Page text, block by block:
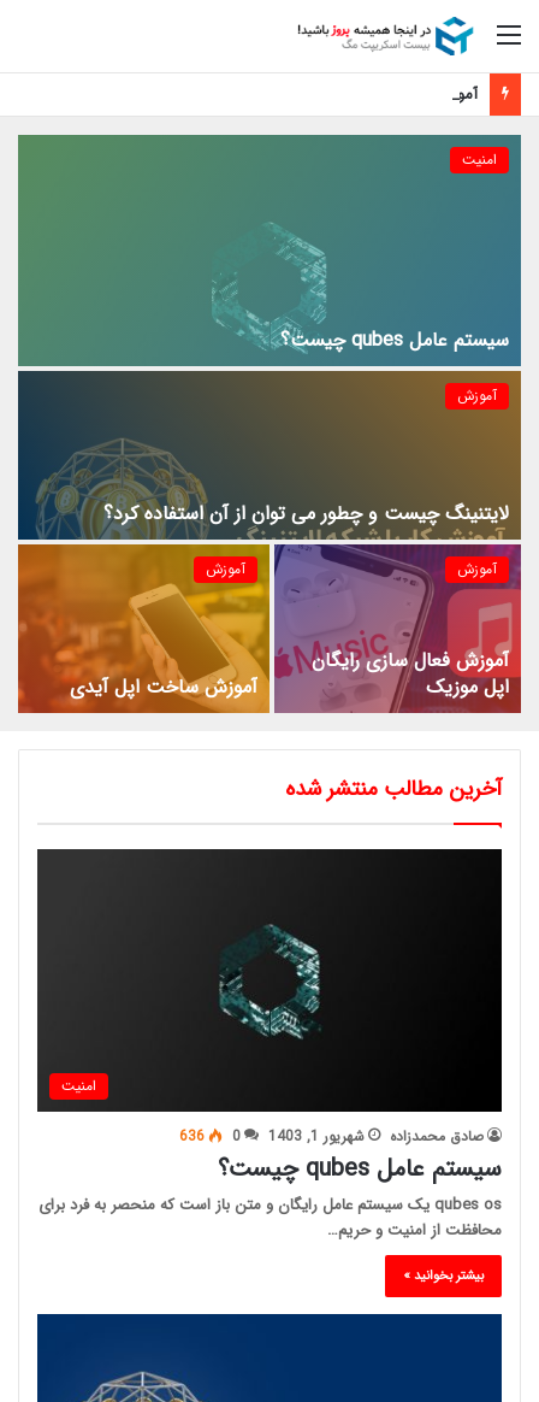
منو
آموزش فعال سازی رایگان اپل موزیک
امنیت
سیستم عامل qubes چیست؟
آموزش
لایتنینگ چیست و چطور می توان از آن استفاده کرد؟
آموزش
آموزش فعال سازی رایگان
اپل موزیک
آموزش
آموزش ساخت اپل آیدی
آخرین مطالب منتشر شده
امنیت
صادق محمدزاده شهریور 1, 1403 0
636
سیستم عامل qubes چیست؟
qubes os یک سیستم عامل رایگان و متن باز است که منحصر به فرد برای
محافظت از امنیت و حریم…
بیشتر بخوانید »